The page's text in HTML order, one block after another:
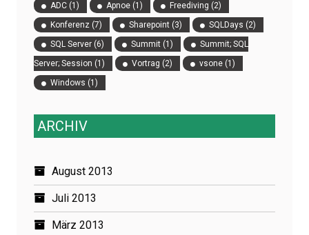
ADC (1) Apnoe (1) Freediving (2)
Konferenz (7) Sharepoint (3) SQLDays (2)
SQL Server (6) Summit (1)
Summit; SQL
Server; Session (1) Vortrag (2) vsone (1)
Windows (1)
ARCHIV
August 2013
Juli 2013
März 2013